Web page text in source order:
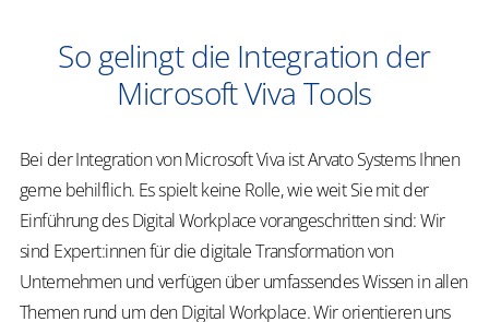
So gelingt die Integration der
Microsoft Viva Tools
Bei der Integration von Microsoft Viva ist Arvato Systems Ihnen
gerne behilflich. Es spielt keine Rolle, wie weit Sie mit der
Einführung des Digital Workplace vorangeschritten sind: Wir
sind Expert:innen für die digitale Transformation von
Unternehmen und verfügen über umfassendes Wissen in allen
Themen rund um den Digital Workplace. Wir orientieren uns